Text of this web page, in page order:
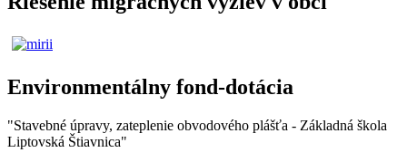
Environmentálny fond-dotácia
"Stavebné úpravy, zateplenie obvodového plášťa - Základná škola
Liptovská Štiavnica"